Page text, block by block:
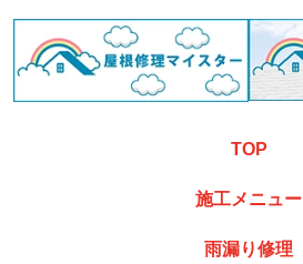
TOP
施工メニュー
雨漏り修理